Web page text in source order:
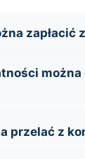
zapłacić
przelać z